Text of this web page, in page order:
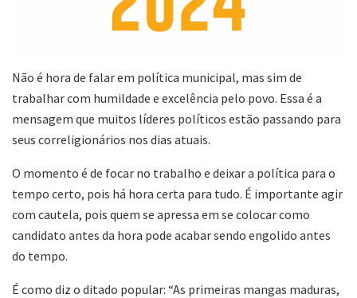
Não é hora de falar em política municipal, mas sim de
trabalhar com humildade e excelência pelo povo. Essa é a
mensagem que muitos líderes políticos estão passando para
seus correligionários nos dias atuais.
O momento é de focar no trabalho e deixar a política para o
tempo certo, pois há hora certa para tudo. É importante agir
com cautela, pois quem se apressa em se colocar como
candidato antes da hora pode acabar sendo engolido antes
do tempo.
É como diz o ditado popular: “As primeiras mangas maduras,